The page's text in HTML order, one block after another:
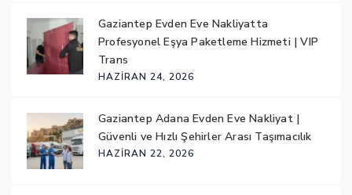
Gaziantep Evden Eve Nakliyatta
Profesyonel Eşya Paketleme Hizmeti | VIP
Trans
HAZIRAN 24, 2026
Gaziantep Adana Evden Eve Nakliyat |
Güvenli ve Hızlı Şehirler Arası Taşımacılık
HAZIRAN 22, 2026